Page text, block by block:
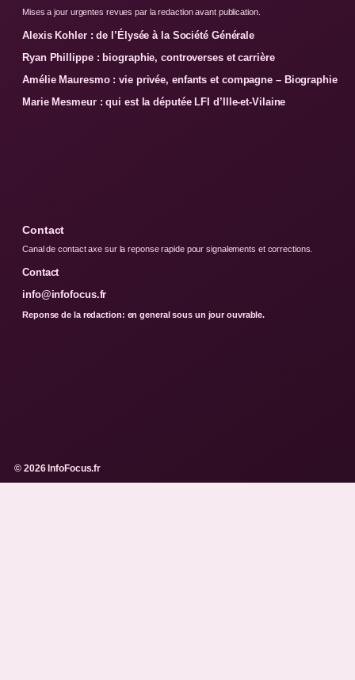
Mises a jour urgentes revues par la redaction avant publication.
Alexis Kohler : de l’Élysée à la Société Générale
Ryan Phillippe : biographie, controverses et carrière
Amélie Mauresmo : vie privée, enfants et compagne – Biographie
Marie Mesmeur : qui est la députée LFI d’Ille-et-Vilaine
Contact
Canal de contact axe sur la reponse rapide pour signalements et corrections.
Contact
info@infofocus.fr
Reponse de la redaction: en general sous un jour ouvrable.
© 2026 InfoFocus.fr